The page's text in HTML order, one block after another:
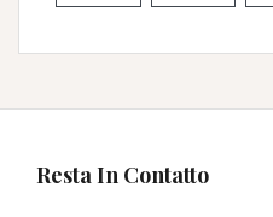
Resta In Contatto